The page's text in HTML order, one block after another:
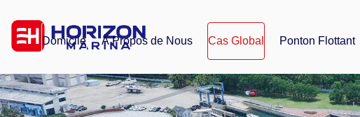
Domicile À Propos de Nous Cas Global Ponton Flottant